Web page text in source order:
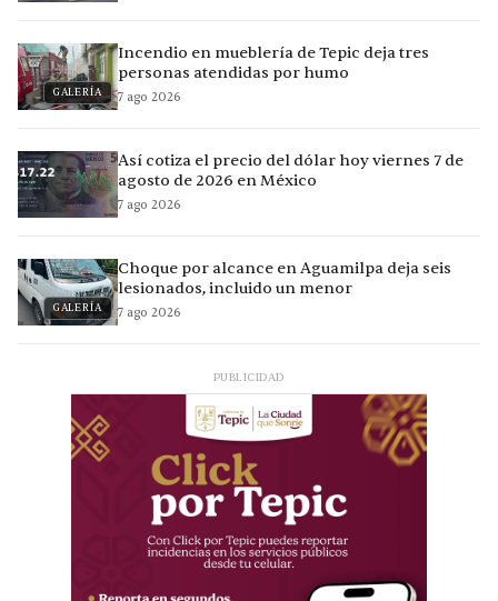
GALERÍA
Incendio en mueblería de Tepic deja tres
personas atendidas por humo
7 ago 2026
Así cotiza el precio del dólar hoy viernes 7 de
agosto de 2026 en México
7 ago 2026
GALERÍA
Choque por alcance en Aguamilpa deja seis
lesionados, incluido un menor
7 ago 2026
PUBLICIDAD